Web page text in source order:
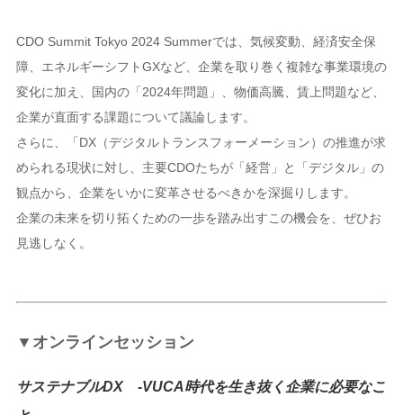
CDO Summit Tokyo 2024 Summerでは、気候変動、経済安全保
障、エネルギーシフトGXなど、企業を取り巻く複雑な事業環境の
変化に加え、国内の「2024年問題」、物価高騰、賃上問題など、
企業が直面する課題について議論します。
さらに、「DX（デジタルトランスフォーメーション）の推進が求
められる現状に対し、主要CDOたちが「経営」と「デジタル」の
観点から、企業をいかに変革させるべきかを深掘りします。
企業の未来を切り拓くための一歩を踏み出すこの機会を、ぜひお
見逃しなく。
▼オンラインセッション
サステナブルDX -VUCA時代を生き抜く企業に必要なこ